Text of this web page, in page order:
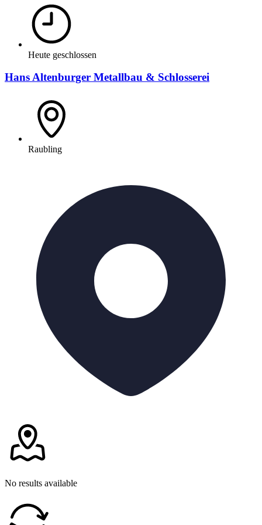
Heute geschlossen
Hans Altenburger Metallbau & Schlosserei
Raubling
No results available